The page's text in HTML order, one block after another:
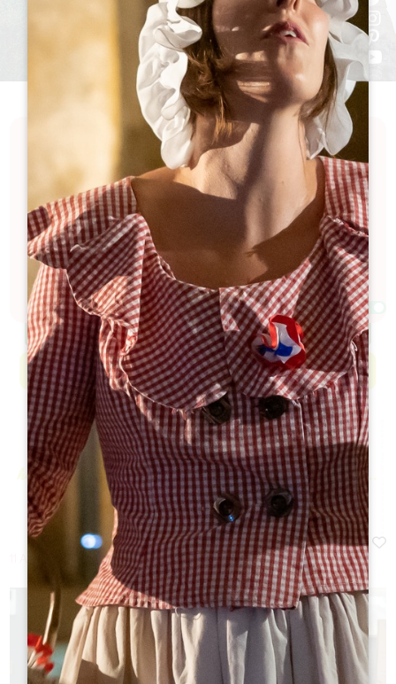
Ontdek een kalender vol spanning en festiviteiten
in de Grand Saint-Émilionnais. Onze kalender staat
vol met evenementen die de levenskunst, de lokale
cultuur, uitzonderlijke wijn en geschiedenis vieren...
Op zoek naar een leuke tijd? Hier vindt u vast iets
wat bij u past!
Filters 77 Resultaat(en)
11 Augustus 2026 - Van 18:00 à 23:00
Afficher la carte